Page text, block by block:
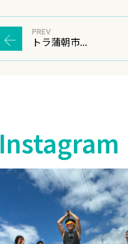
PREV
トラ蒲朝市...
Instagram